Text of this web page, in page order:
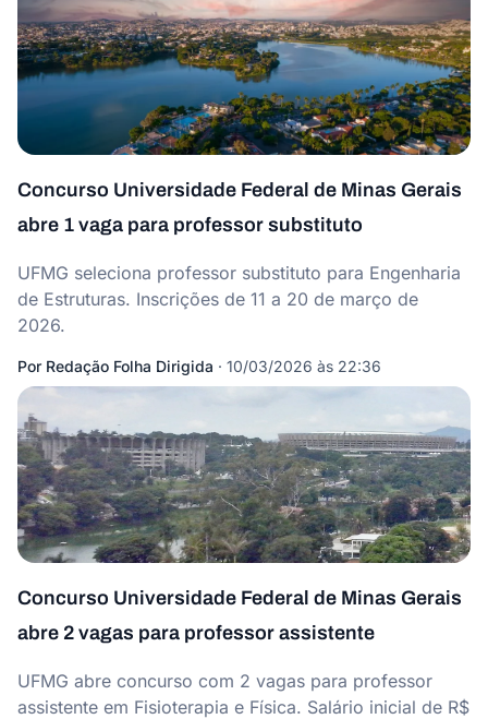
Concurso Universidade Federal de Minas Gerais
abre 1 vaga para professor substituto
UFMG seleciona professor substituto para Engenharia
de Estruturas. Inscrições de 11 a 20 de março de
2026.
Por Redação Folha Dirigida · 10/03/2026 às 22:36
Concurso Universidade Federal de Minas Gerais
abre 2 vagas para professor assistente
UFMG abre concurso com 2 vagas para professor
assistente em Fisioterapia e Física. Salário inicial de R$